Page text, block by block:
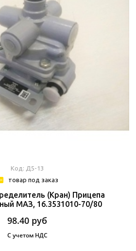
Код: Д5-13
товар под заказ
(Кран) Прицепа
МАЗ, 16.3531010-70/80
98.40 руб
С учетом НДС